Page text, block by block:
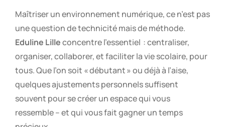
Maîtriser un environnement numérique, ce n’est pas
une question de technicité mais de méthode.
Eduline Lilleconcentre l’essentiel : centraliser,
organiser, collaborer, et faciliter la vie scolaire, pour
tous. Que l’on soit « débutant » ou déjà à l’aise,
quelques ajustements personnels suffisent
souvent pour se créer un espace qui vous
ressemble – et qui vous fait gagner un temps